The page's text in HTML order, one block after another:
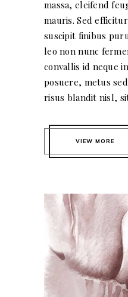
massa, eleifend
mauris. Sed
suscipit finibus
leo non nunc
convallis id neque
posuere, metus
risus blandit nisl,
VIEW MORE